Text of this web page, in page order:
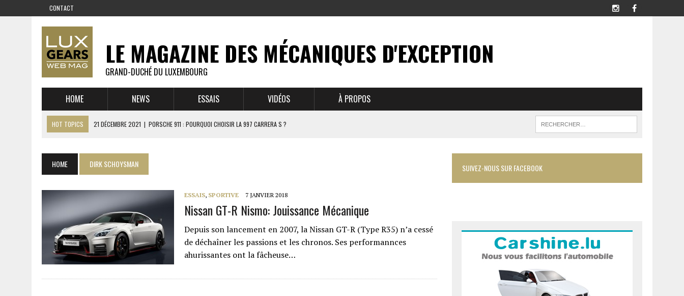
CONTACT
LE MAGAZINE DES MÉCANIQUES D'EXCEPTION
GRAND-DUCHÉ DU LUXEMBOURG
HOME NEWS ESSAIS VIDÉOS À PROPOS
HOT TOPICS 21 DÉCEMBRE 2021 | PORSCHE 911 : POURQUOI CHOISIR LA 997 CARRERA S ?
1 JUIN 2021 | GROUPE 3 : ALPINE A110 1600 S VS PORSCHE 911 2,7 RS
6 AVRIL 2021 | DE L’HUILE SUR LA PISTE – ART CARS
| EXPO MAZDA 100 ANS – AUTOWORLD MUSEUM BRUSSELS
HOME DIRK SCHOYSMAN
ESSAIS, SPORTIVE 7 JANVIER 2018
Nissan GT-R Nismo: Jouissance Mécanique
Depuis son lancement en 2007, la Nissan GT-R (Type R35) n’a cessé
de déchaîner les passions et les chronos. Ses performannces
ahurissantes ont la fâcheuse…
SUIVEZ-NOUS SUR FACEBOOK